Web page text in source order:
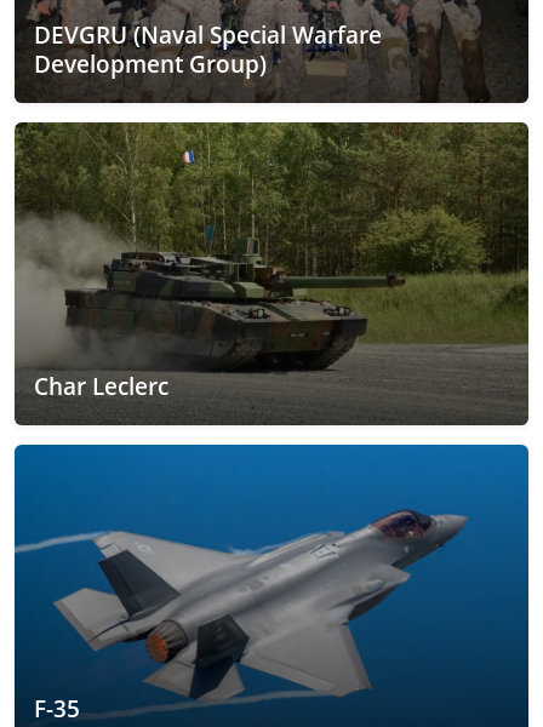
DEVGRU (Naval Special Warfare
Development Group)
Char Leclerc
F-35